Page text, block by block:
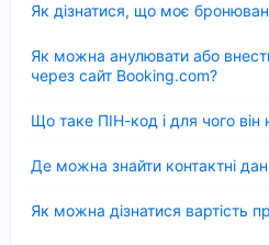
Як дізнатися, що моє
Як можна анулювати або
через сайт Booking.com?
Що таке ПІН-код і для чого він
Де можна знайти контактні
Як можна дізнатися вартість